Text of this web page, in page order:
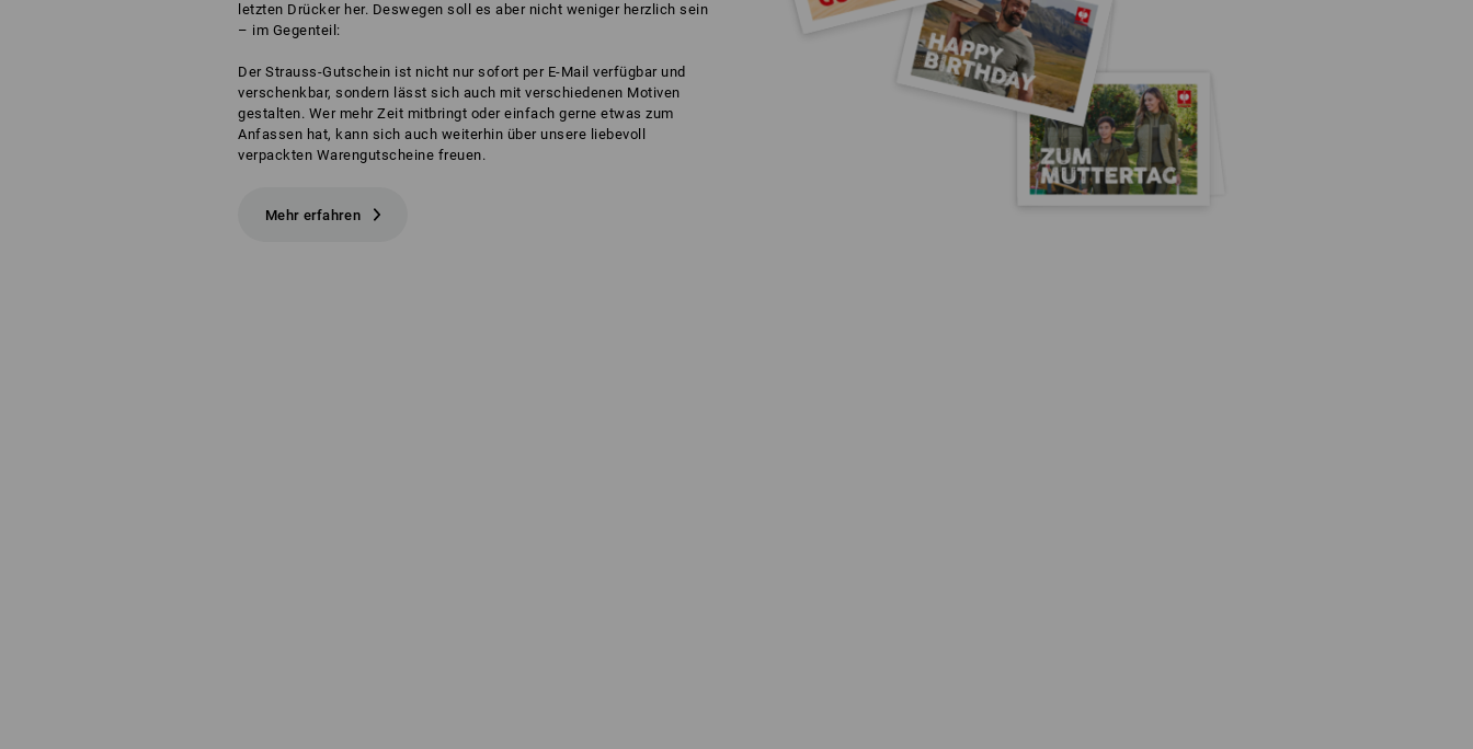
letzten Drücker her. Deswegen soll es aber nicht weniger herzlich sein
– im Gegenteil:
Der Strauss-Gutschein ist nicht nur sofort per E-Mail verfügbar und
verschenkbar, sondern lässt sich auch mit verschiedenen Motiven
gestalten. Wer mehr Zeit mitbringt oder einfach gerne etwas zum
Anfassen hat, kann sich auch weiterhin über unsere liebevoll
verpackten Warengutscheine freuen.
Mehr erfahren